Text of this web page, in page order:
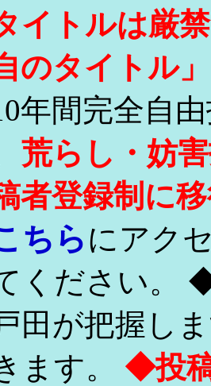
イトルは厳
のタイトル
年間完全自
荒らし・妨
者登録制に
ちらにアク
ください。
田が把握し
ます。 ◆投